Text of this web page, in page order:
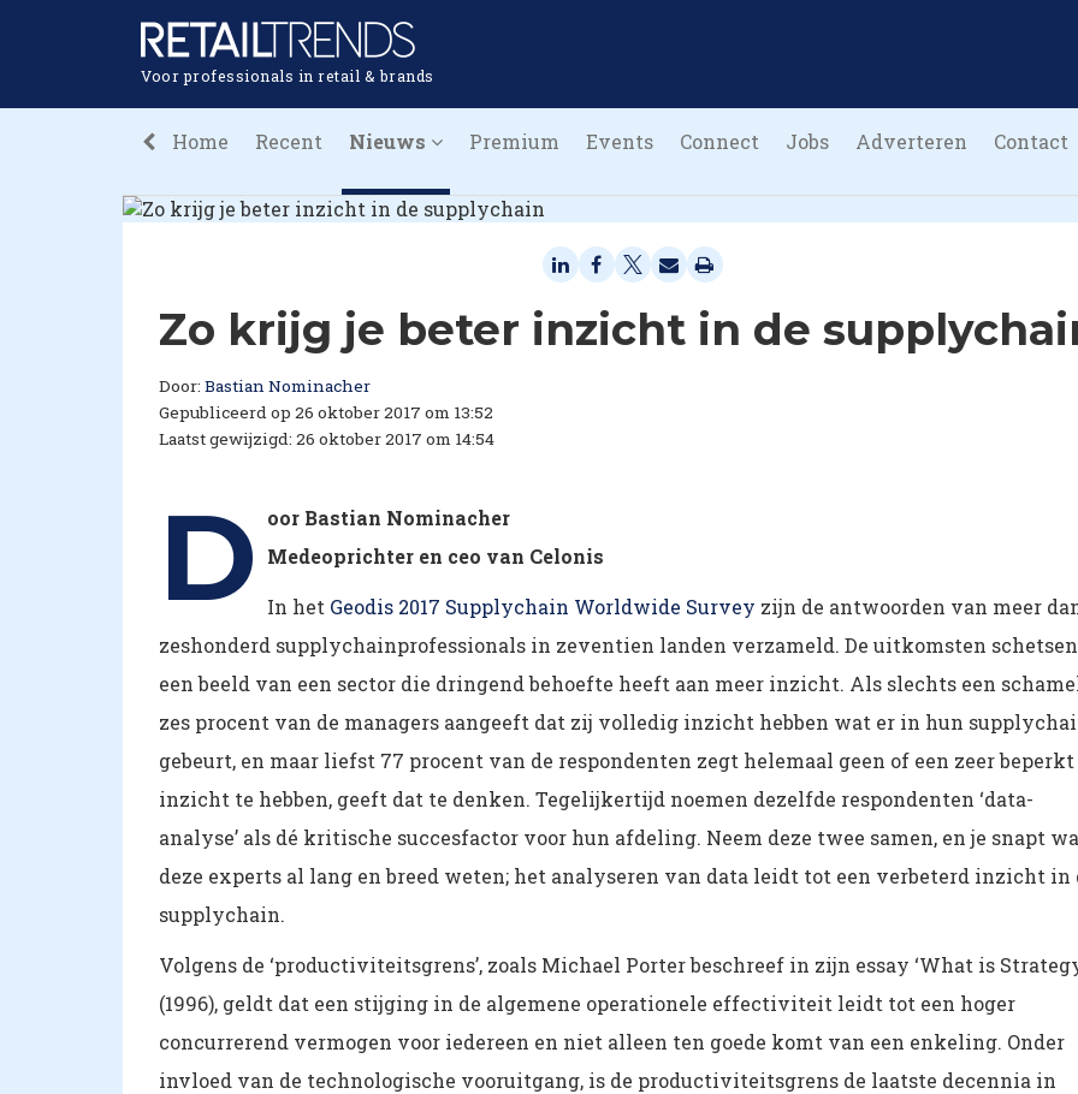
Voor professionals in retail & brands
Home Recent Nieuws Premium Events Connect Jobs Adverteren Contact
Zo krijg je beter inzicht in de
Door: Bastian Nominacher
Gepubliceerd op 26 oktober 2017 om 13:52
Laatst gewijzigd: 26 oktober 2017 om 14:54
D
oor Bastian Nominacher
Medeoprichter en ceo van Celonis
In het Geodis 2017 Supplychain Worldwide Survey zijn de antwoorden van meer
zeshonderd supplychainprofessionals in zeventien landen verzameld. De uitkomsten schetsen
een beeld van een sector die dringend behoefte heeft aan meer inzicht. Als slechts een
zes procent van de managers aangeeft dat zij volledig inzicht hebben wat er in hun
gebeurt, en maar liefst 77 procent van de respondenten zegt helemaal geen of een zeer beperkt
inzicht te hebben, geeft dat te denken. Tegelijkertijd noemen dezelfde respondenten ‘data-
analyse’ als dé kritische succesfactor voor hun afdeling. Neem deze twee samen, en je snapt
deze experts al lang en breed weten; het analyseren van data leidt tot een verbeterd inzicht in
supplychain.
Volgens de ‘productiviteitsgrens’, zoals Michael Porter beschreef in zijn essay ‘What is
(1996), geldt dat een stijging in de algemene operationele effectiviteit leidt tot een hoger
concurrerend vermogen voor iedereen en niet alleen ten goede komt van een enkeling. Onder
invloed van de technologische vooruitgang, is de productiviteitsgrens de laatste decennia in